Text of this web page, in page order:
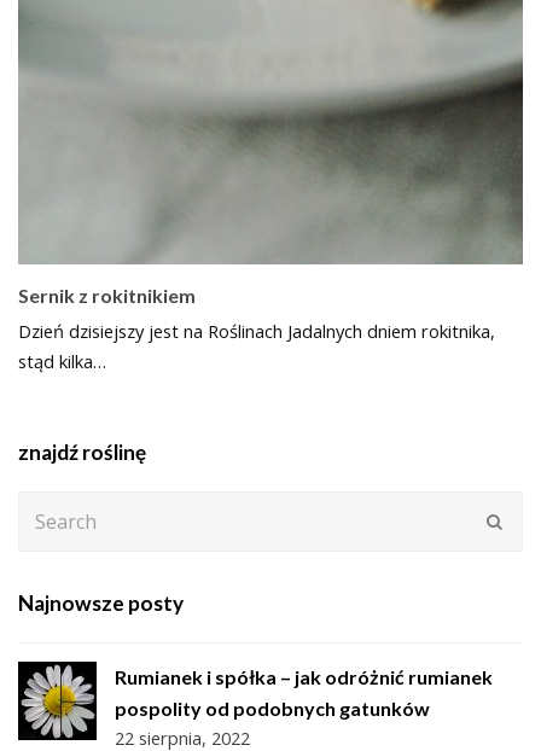
Sernik z rokitnikiem
Dzień dzisiejszy jest na Roślinach Jadalnych dniem rokitnika,
stąd kilka…
znajdź roślinę
Najnowsze posty
Rumianek i spółka – jak odróżnić rumianek
pospolity od podobnych gatunków
22 sierpnia, 2022